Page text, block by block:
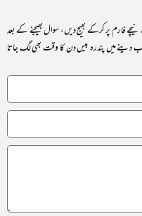
فارم پر کرکے بھیج دیں، سوال بھیجنے کے بعد
دینے میں پندرہ بیس دن کا وقت بھی لگ جاتا